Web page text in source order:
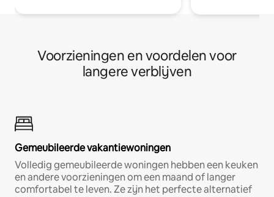
Voorzieningen en voordelen voor
langere verblijven
Gemeubileerde vakantiewoningen
Volledig gemeubileerde woningen hebben een keuken
en andere voorzieningen om een maand of langer
comfortabel te leven. Ze zijn het perfecte alternatief